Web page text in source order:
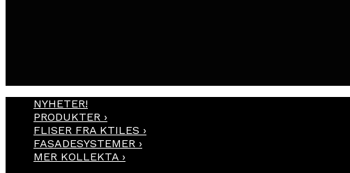
NYHETER!
PRODUKTER ›
FLISER FRA KTILES ›
FASADESYSTEMER ›
MER KOLLEKTA ›